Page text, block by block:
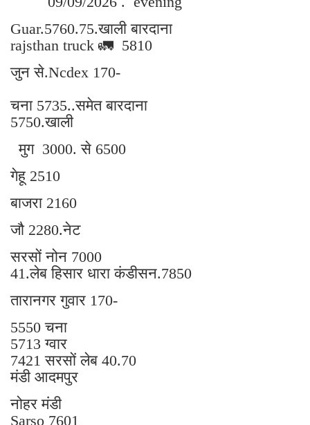
Guar.5760.75.खाली बारदाना
rajsthan truck 🚛 5810
जुन से.Ncdex 170-
चना 5735..समेत बारदाना
5750.खाली
मुग 3000. से 6500
गेहू 2510
बाजरा 2160
जौ 2280.नेट
सरसों नोन 7000
41.लेब हिसार धारा कंडीसन.7850
तारानगर गुवार 170-
5550 चना
5713 ग्वार
7421 सरसों लेब 40.70
मंडी आदमपुर
नोहर मंडी
Sarso 7601